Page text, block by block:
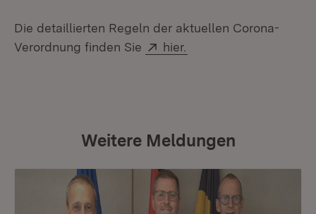
Die detaillierten Regeln der aktuellen Corona-
Verordnung finden Sie
Extern:
hier.
Weitere Meldungen